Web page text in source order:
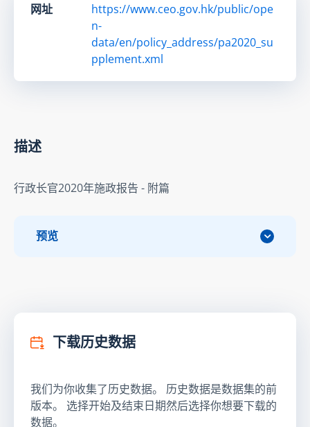
网址
https://www.ceo.gov.hk/public/ope
n-
data/en/policy_address/pa2020_su
pplement.xml
描述
行政长官2020年施政报告 - 附篇
预览
下载历史数据
我们为你收集了历史数据。 历史数据是数据集的前
版本。 选择开始及结束日期然后选择你想要下载的
数据。